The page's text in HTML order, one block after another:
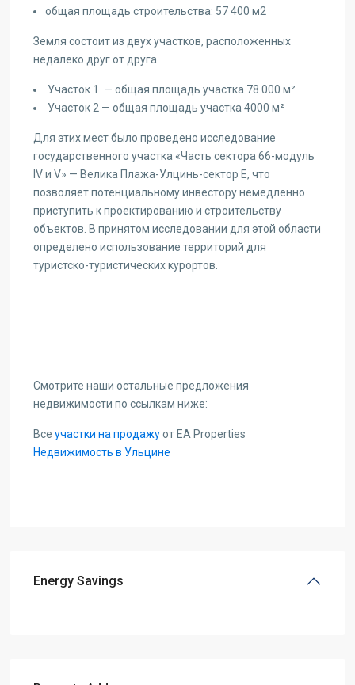
общая площадь строительства: 57 400 м2
Земля состоит из двух участков, расположенных
недалеко друг от друга.
Участок 1 — общая площадь участка 78 000 м²
Участок 2 — общая площадь участка 4000 м²
Для этих мест было проведено исследование
государственного участка «Часть сектора 66-модуль
IV и V» — Велика Плажа-Улцинь-сектор E, что
позволяет потенциальному инвестору немедленно
приступить к проектированию и строительству
объектов. В принятом исследовании для этой области
определено использование территорий для
туристско-туристических курортов.
Смотрите наши остальные предложения
недвижимости по ссылкам ниже:
Все участки на продажуот EA Properties
Недвижимость в Ульцине
Energy Savings